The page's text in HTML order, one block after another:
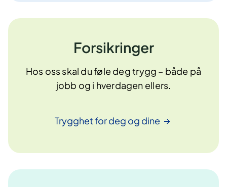
Forsikringer
Hos oss skal du føle deg trygg – både på
jobb og i hverdagen ellers.
Trygghet for deg og dine